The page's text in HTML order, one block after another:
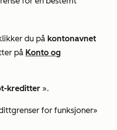
du på kontonavnet
på Konto og
kreditter ».
for funksjoner»